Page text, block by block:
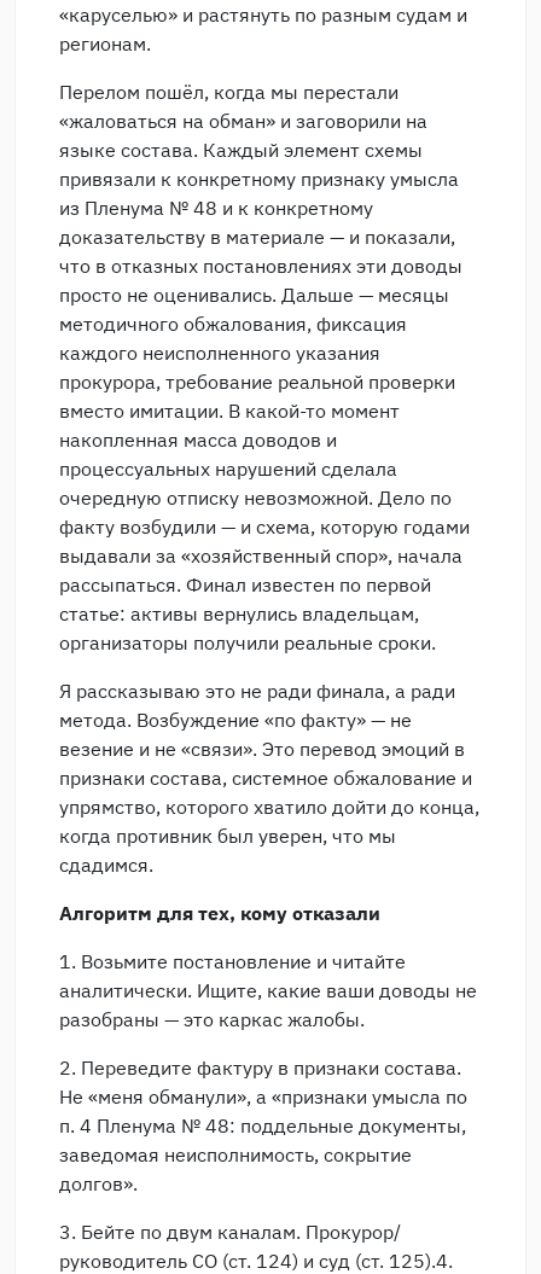
«каруселью» и растянуть по разным судам и
регионам.
Перелом пошёл, когда мы перестали
«жаловаться на обман» и заговорили на
языке состава. Каждый элемент схемы
привязали к конкретному признаку умысла
из Пленума № 48 и к конкретному
доказательству в материале — и показали,
что в отказных постановлениях эти доводы
просто не оценивались. Дальше — месяцы
методичного обжалования, фиксация
каждого неисполненного указания
прокурора, требование реальной проверки
вместо имитации. В какой-то момент
накопленная масса доводов и
процессуальных нарушений сделала
очередную отписку невозможной. Дело по
факту возбудили — и схема, которую годами
выдавали за «хозяйственный спор», начала
рассыпаться. Финал известен по первой
статье: активы вернулись владельцам,
организаторы получили реальные сроки.
Я рассказываю это не ради финала, а ради
метода. Возбуждение «по факту» — не
везение и не «связи». Это перевод эмоций в
признаки состава, системное обжалование и
упрямство, которого хватило дойти до конца,
когда противник был уверен, что мы
сдадимся.
Алгоритм для тех, кому отказали
1. Возьмите постановление и читайте
аналитически. Ищите, какие ваши доводы не
разобраны — это каркас жалобы.
2. Переведите фактуру в признаки состава.
Не «меня обманули», а «признаки умысла по
п. 4 Пленума № 48: поддельные документы,
заведомая неисполнимость, сокрытие
долгов».
3. Бейте по двум каналам. Прокурор/
руководитель СО (ст. 124) и суд (ст. 125).4.